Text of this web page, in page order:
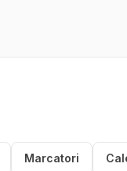
Marcatori